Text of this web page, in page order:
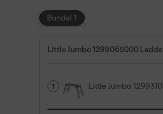
Bundel 1
Little Jumbo 1299065000
1 Little Jumbo